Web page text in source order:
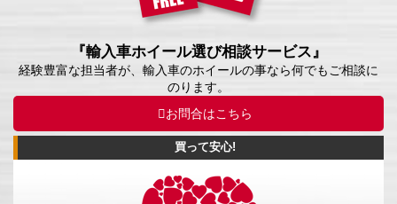
『輸入車ホイール選び相談サービス』
経験豊富な担当者が、輸入車のホイールの事なら何でもご相談に
のります。
お問合はこちら
買って安心!